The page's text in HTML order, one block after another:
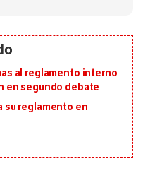
al reglamento interno
en segundo debate
su reglamento en